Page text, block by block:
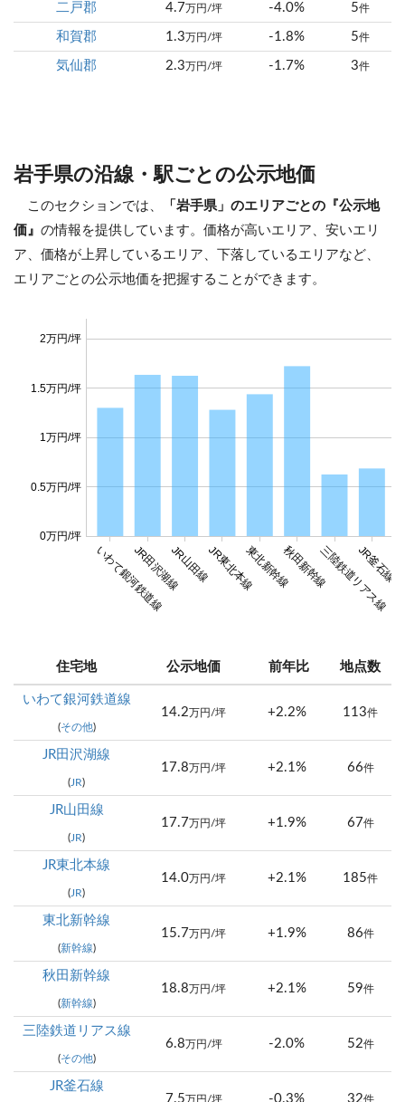
二戸郡 4.7万円/坪 -4.0% 5件
和賀郡 1.3万円/坪 -1.8% 5件
気仙郡 2.3万円/坪 -1.7% 3件
岩手県の沿線・駅ごとの公示地価
このセクションでは、
「岩手県」のエリアごとの『公示地
価』 の情報を提供しています。価格が高いエリア、安いエリ
ア、価格が上昇しているエリア、下落しているエリアなど、
エリアごとの公示地価を把握することができます。
いわて銀河鉄道線
JR田沢湖線JR山田線JR東北本線東北新幹線秋田新幹線三陸鉄道リアス線
JR釜石線
0万円/坪
0.5万円/坪
1万円/坪
1.5万円/坪
2万円/坪
住宅地 公示地価 前年比 地点数
いわて銀河鉄道線
(その他)
14.2万円/坪 +2.2% 113件
JR田沢湖線
(JR)
17.8万円/坪 +2.1% 66件
JR山田線
(JR)
17.7万円/坪 +1.9% 67件
JR東北本線
(JR)
14.0万円/坪 +2.1% 185件
東北新幹線
(新幹線)
15.7万円/坪 +1.9% 86件
秋田新幹線
(新幹線)
18.8万円/坪 +2.1% 59件
三陸鉄道リアス線
(その他)
6.8万円/坪 -2.0% 52件
JR釜石線
7.5万円/坪 -0.3% 32件